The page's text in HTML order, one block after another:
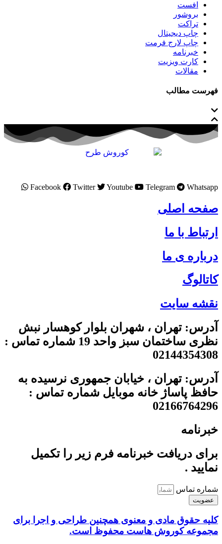
افست
بروشور
تراکت
چاپ دیجیتال
چاپ لارج فرمت
خبرنامه
کارت ویزیت
مقالات
فهرست مطالب
Facebook Twitter Youtube Telegram Whatsapp
صفحه اصلی
ارتباط با ما
درباره ی ما
کاتالوگ
نقشه سایت
آدرس: تهران ، شهران بلوار کوهسار نبش
نظری ساختمان سبز واحد 19 شماره تماس :
02144354308
آدرس: تهران ، خیابان جمهوری نرسیده به
حافظ پاساژ خانه موبایل شماره تماس :
02166764296
خبرنامه
برای دریافت خبرنامه فرم زیر را تکمیل
نمایید .
شماره تماس
عضویت
کلیه حقوق مادی و معنوی همچنین طراحی و اجرا برای
مجموعه کوروش هاست محفوظ است.